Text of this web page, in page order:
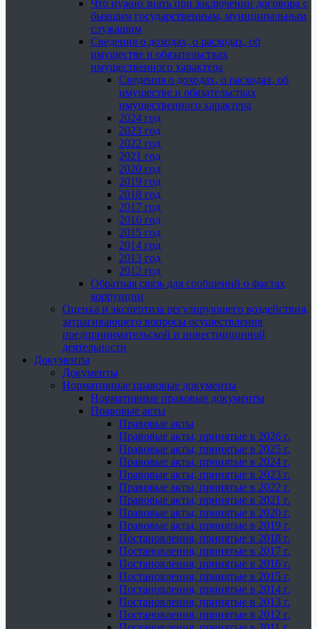
Что нужно знать при заключении договора с
бывшим государственным, муниципальным
служащим
Сведения о доходах, о расходах, об
имуществе и обязательствах
имущественного характера
Сведения о доходах, о расходах, об
имуществе и обязательствах
имущественного характера
2024 год
2023 год
2022 год
2021 год
2020 год
2019 год
2018 год
2017 год
2016 год
2015 год
2014 год
2013 год
2012 год
Обратная связь для сообщений о фактах
коррупции
Оценка и экспертиза регулирующего воздействия,
затрагивающего вопросы осуществления
предпринимательской и инвестиционной
деятельности
Документы
Документы
Нормативные правовые документы
Нормативные правовые документы
Правовые акты
Правовые акты
Правовые акты, принятые в 2026 г.
Правовые акты, принятые в 2025 г.
Правовые акты, принятые в 2024 г.
Правовые акты, принятые в 2023 г.
Правовые акты, принятые в 2022 г.
Правовые акты, принятые в 2021 г.
Правовые акты, принятые в 2020 г.
Правовые акты, принятые в 2019 г.
Постановления, принятые в 2018 г.
Постановления, принятые в 2017 г.
Постановления, принятые в 2016 г.
Постановления, принятые в 2015 г.
Постановления, принятые в 2014 г.
Постановления, принятые в 2013 г.
Постановления, принятые в 2012 г.